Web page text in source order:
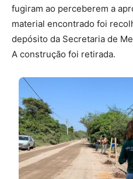
fugiram ao perceberem a
material encontrado foi
depósito da Secretaria de
A construção foi retirada.